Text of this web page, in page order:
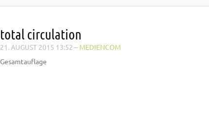
total circulation
21. AUGUST 2015 13:52 – MEDIENCOM
Gesamtauflage